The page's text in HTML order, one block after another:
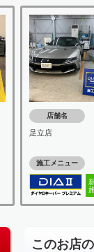
店舗名
足立店
施工メニュー
このお店